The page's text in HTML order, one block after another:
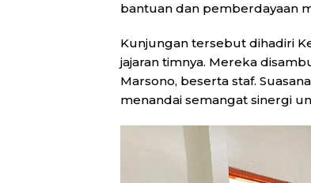
bantuan dan pemberdayaan
Kunjungan tersebut dihadiri
jajaran timnya. Mereka
Marsono, beserta staf.
menandai semangat sinergi